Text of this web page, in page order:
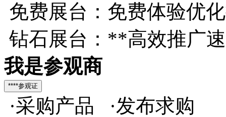
免费展台：免费体验优
钻石展台：**高效推广
我是参观商
·采购产品 ·发布求购